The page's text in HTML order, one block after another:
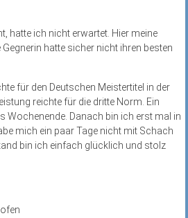
hatte ich nicht erwartet. Hier meine
hatte sicher nicht ihren besten
für den Deutschen Meistertitel in der
reichte für die dritte Norm. Ein
Wochenende. Danach bin ich erst mal in
mich ein paar Tage nicht mit Schach
bin ich einfach glücklich und stolz